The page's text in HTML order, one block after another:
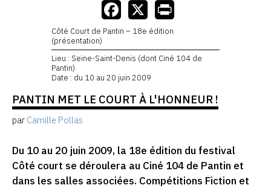
Côté Court de Pantin – 18e édition
(présentation)
Lieu : Seine-Saint-Denis (dont Ciné 104 de
Pantin)
Date : du 10 au 20 juin 2009
PANTIN MET LE COURT À L'HONNEUR !
par Camille Pollas
Du 10 au 20 juin 2009, la 18e édition du festival
Côté court se déroulera au Ciné 104 de Pantin et
dans les salles associées. Compétitions Fiction et